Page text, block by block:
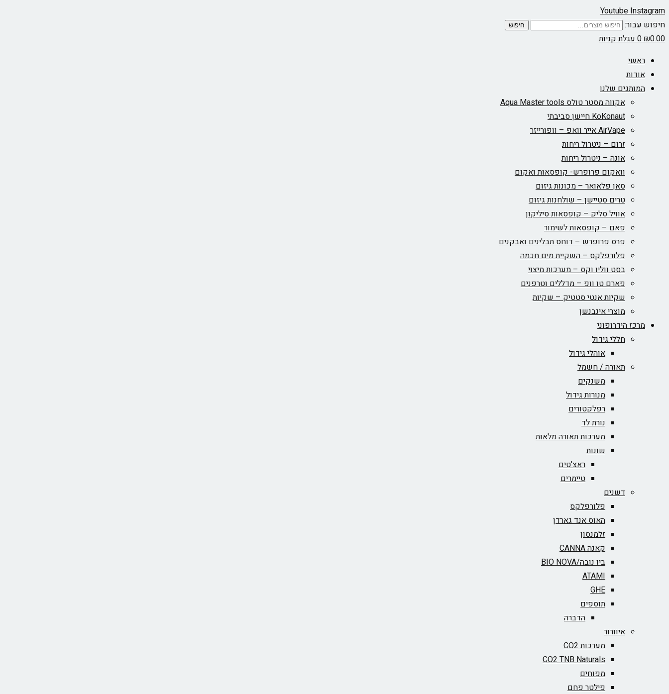
YoutubeInstagram
חיפוש עבור:
חיפוש
₪0.00
0עגלת קניות
ראשי
אודות
המותגים שלנו
אקווה מסטר טולס Aqua Master tools
KoKonaut חיישן סביבתי
AirVape אייר וואפ – וופורייזר
זרום – ניטרול ריחות
אונה – ניטרול ריחות
וואקום פרופרש- קופסאות ואקום
סאן פלאואר – מכונות גיזום
טרים סטיישן – שולחנות גיזום
אוויל סליק – קופסאות סיליקון
פאם – קופסאות לשימור
פרס פרופרש – דוחס תבלינים ואבקנים
פלורפלקס – השקיית מים חכמה
בסט ווליו וקס – מערכות מיצוי
פארם טו וופ – מדללים וטרפנים
שקיות אנטי סטטיק – שקיות
מוצרי אינבנשן
מרכז הידרופוני
חללי גידול
אוהלי גידול
תאורה / חשמל
משנקים
מנורות גידול
רפלקטורים
נורת לד
מערכות תאורה מלאות
שונות
ראצ'טים
טיימרים
דשנים
פלורפלקס
האוס אנד גארדן
זלמנסון
קאנה CANNA
ביו נובה/BIO NOVA‏
ATAMI
GHE
תוספים
הדברה
איוורור
מערכות CO2
CO2 TNB Naturals
מפוחים
פילטר פחם